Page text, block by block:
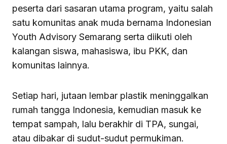
peserta dari sasaran utama program, yaitu salah
satu komunitas anak muda bernama Indonesian
Youth Advisory Semarang serta diikuti oleh
kalangan siswa, mahasiswa, ibu PKK, dan
komunitas lainnya.
Setiap hari, jutaan lembar plastik meninggalkan
rumah tangga Indonesia, kemudian masuk ke
tempat sampah, lalu berakhir di TPA, sungai,
atau dibakar di sudut-sudut permukiman.